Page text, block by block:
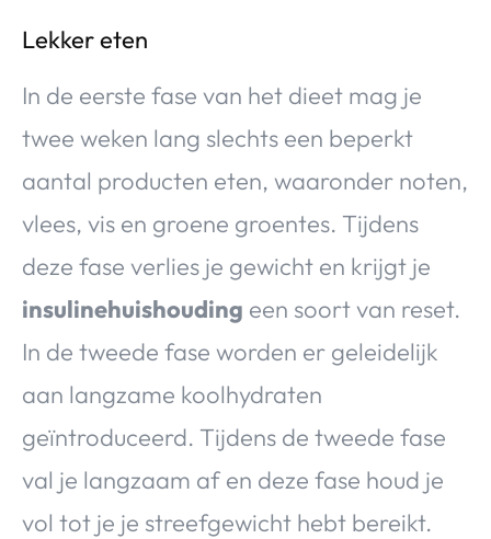
Lekker eten
In de eerste fase van het dieet mag je
twee weken lang slechts een beperkt
aantal producten eten, waaronder noten,
vlees, vis en groene groentes. Tijdens
deze fase verlies je gewicht en krijgt je
insulinehuishouding een soort van reset.
In de tweede fase worden er geleidelijk
aan langzame koolhydraten
geïntroduceerd. Tijdens de tweede fase
val je langzaam af en deze fase houd je
vol tot je je streefgewicht hebt bereikt.